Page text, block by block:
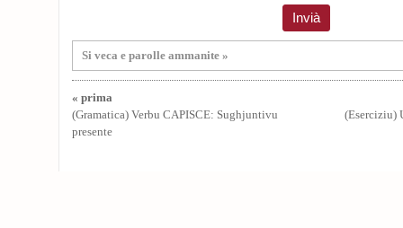
Si veca e parolle ammanite »
« prima
(Gramatica) Verbu CAPISCE: Sughjuntivu
presente
(Eserciziu)